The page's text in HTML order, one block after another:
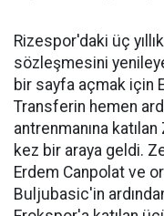
Rizespor'daki üç
sözleşmesini
bir sayfa açmak için
Transferin hemen
antrenmanına
kez bir araya geldi.
Erdem Canpolat ve
Buljubasic'in